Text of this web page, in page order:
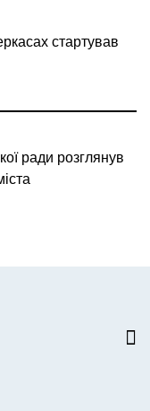
стартував
ради розглянув